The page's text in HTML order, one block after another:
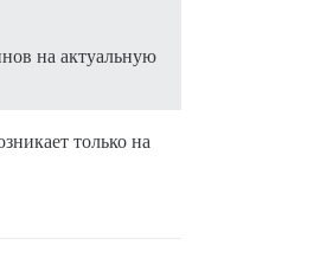
на актуальную
только на